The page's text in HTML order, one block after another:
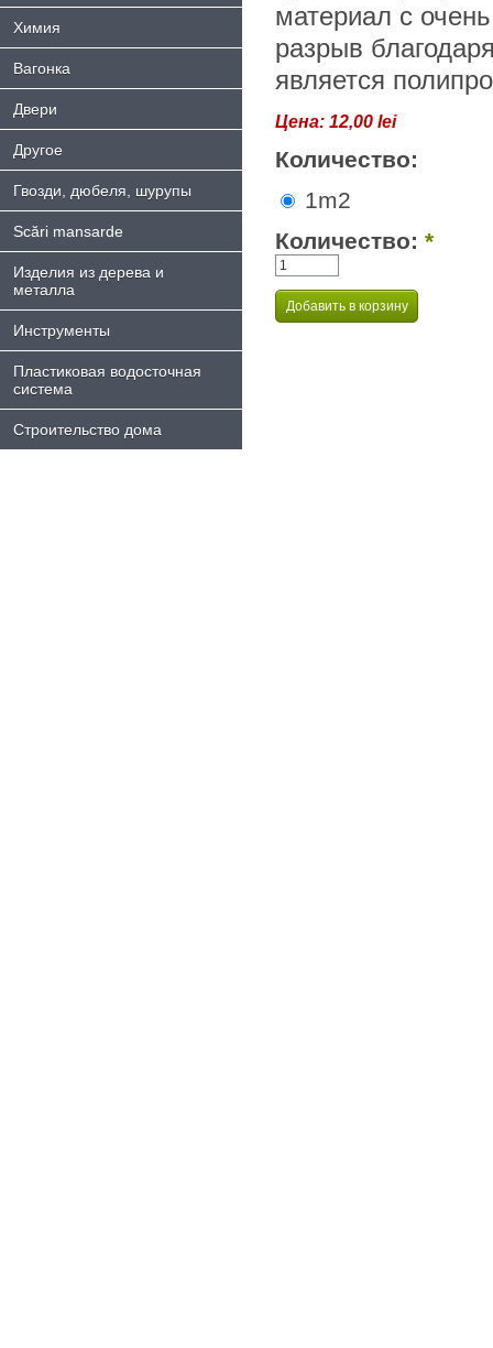
Химия
Bагонка
Двери
Другое
Гвозди, дюбеля, шурупы
Scări mansarde
Изделия из дерева и
металла
Инструменты
Пластиковая водосточная
система
Строительство дома
материал с
разрыв
является
Цена: 12,00 lei
Количество:
1m2
Количество: *